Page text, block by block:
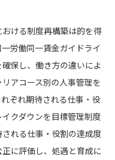
おける制度再構築は的を得
労働同一賃金ガイドライ
保し、働き方の違いによ
アコース別の人事管理を
ぞれ期待される仕事・役
クダウンを目標管理制度
れる仕事・役割の達成度
に評価し、処遇と育成に